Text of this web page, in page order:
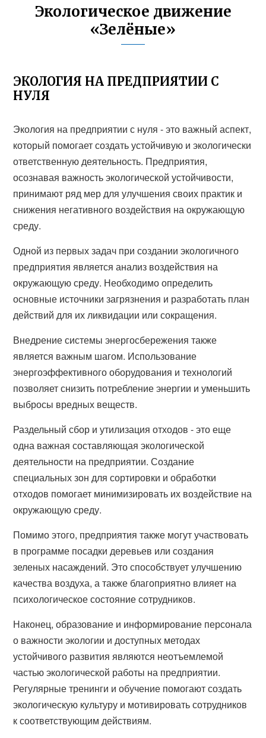
Экологическое движение
«Зелёные»
ЭКОЛОГИЯ НА ПРЕДПРИЯТИИ С
НУЛЯ
Экология на предприятии с нуля - это важный аспект,
который помогает создать устойчивую и экологически
ответственную деятельность. Предприятия,
осознавая важность экологической устойчивости,
принимают ряд мер для улучшения своих практик и
снижения негативного воздействия на окружающую
среду.
Одной из первых задач при создании экологичного
предприятия является анализ воздействия на
окружающую среду. Необходимо определить
основные источники загрязнения и разработать план
действий для их ликвидации или сокращения.
Внедрение системы энергосбережения также
является важным шагом. Использование
энергоэффективного оборудования и технологий
позволяет снизить потребление энергии и уменьшить
выбросы вредных веществ.
Раздельный сбор и утилизация отходов - это еще
одна важная составляющая экологической
деятельности на предприятии. Создание
специальных зон для сортировки и обработки
отходов помогает минимизировать их воздействие на
окружающую среду.
Помимо этого, предприятия также могут участвовать
в программе посадки деревьев или создания
зеленых насаждений. Это способствует улучшению
качества воздуха, а также благоприятно влияет на
психологическое состояние сотрудников.
Наконец, образование и информирование персонала
о важности экологии и доступных методах
устойчивого развития являются неотъемлемой
частью экологической работы на предприятии.
Регулярные тренинги и обучение помогают создать
экологическую культуру и мотивировать сотрудников
к соответствующим действиям.